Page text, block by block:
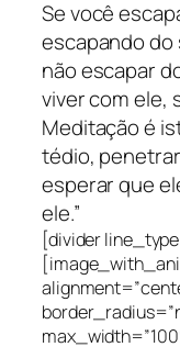
Se você
escapando do
não escapar
viver com ele,
Meditação é
tédio,
esperar que
ele.”
[divider